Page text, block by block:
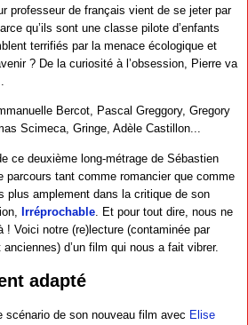
professeur de français vient de se jeter par
qu’ils sont une classe pilote d’enfants
terrifiés par la menace écologique et
? De la curiosité à l’obsession, Pierre va
Bercot, Pascal Greggory, Gregory
Scimeca, Gringe, Adèle Castillon...
ce deuxième long-métrage de Sébastien
parcours tant comme romancier que comme
plus amplement dans la critique de son
Irréprochable . Et pour tout dire, nous ne
Voici notre (re)lecture (contaminée par
d’un film qui nous a fait vibrer.
adapté
scénario de son nouveau film avec Elise